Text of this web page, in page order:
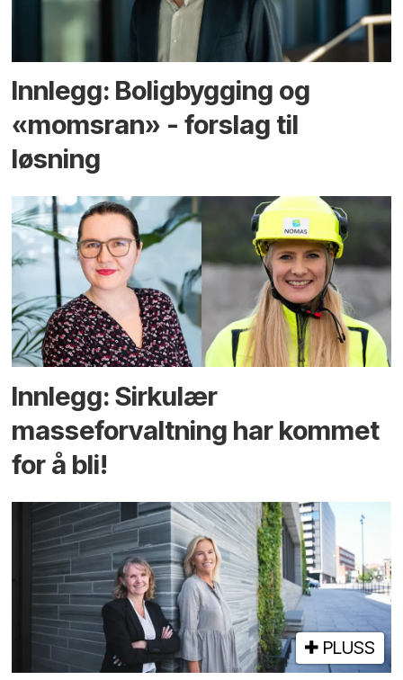
Innlegg: Boligbygging og
«momsran» - forslag til
løsning
Innlegg: Sirkulær
masseforvaltning har kommet
for å bli!
PLUSS